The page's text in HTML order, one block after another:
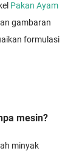
Pakan Ayam
gambaran
formulasi
mesin?
minyak